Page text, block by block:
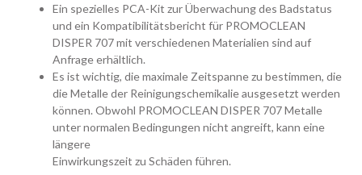
Ein spezielles PCA-Kit zur Überwachung des Badstatus
und ein Kompatibilitätsbericht für PROMOCLEAN
DISPER 707 mit verschiedenen Materialien sind auf
Anfrage erhältlich.
Es ist wichtig, die maximale Zeitspanne zu bestimmen, die
die Metalle der Reinigungschemikalie ausgesetzt werden
können. Obwohl PROMOCLEAN DISPER 707 Metalle
unter normalen Bedingungen nicht angreift, kann eine
längere
Einwirkungszeit zu Schäden führen.